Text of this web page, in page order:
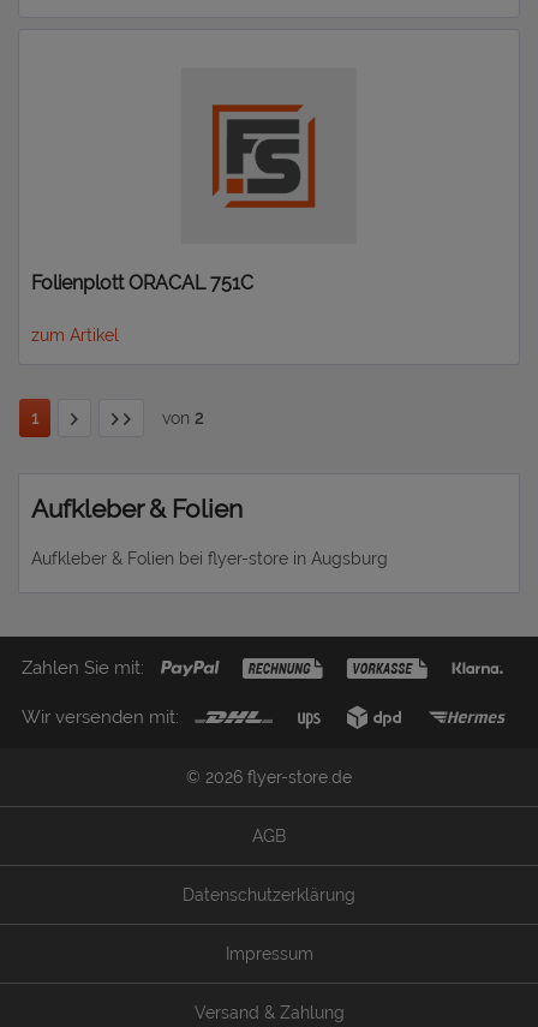
Folienplott ORACAL 751C
zum Artikel
1 von 2
Aufkleber & Folien
Aufkleber & Folien bei flyer-store in Augsburg
Zahlen Sie mit:
Wir versenden mit:
© 2026 flyer-store.de
AGB
Datenschutzerklärung
Impressum
Versand & Zahlung